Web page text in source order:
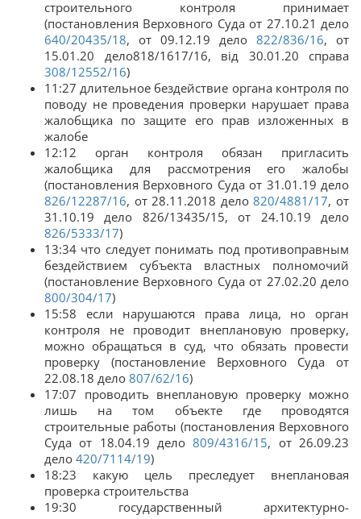
строительного контроля принимает
(постановления Верховного Суда от 27.10.21 дело
640/20435/18, от 09.12.19 дело 822/836/16, от
15.01.20 дело818/1617/16, від 30.01.20 справа
308/12552/16)
11:27 длительное бездействие органа контроля по
поводу не проведения проверки нарушает права
жалобщика по защите его прав изложенных в
жалобе
12:12 орган контроля обязан пригласить
жалобщика для рассмотрения его жалобы
(постановления Верховного Суда от 31.01.19 дело
826/12287/16, от 28.11.2018 дело820/4881/17, от
31.10.19 дело 826/13435/15, от 24.10.19 дело
826/5333/17)
13:34 что следует понимать под противоправным
бездействием субъекта властных полномочий
(постановление Верховного Суда от 27.02.20 дело
800/304/17)
15:58 если нарушаются права лица, но орган
контроля не проводит внеплановую проверку,
можно обращаться в суд, что обязать провести
проверку (постановление Верховного Суда от
22.08.18 дело 807/62/16)
17:07 проводить внеплановую проверку можно
лишь на том объекте где проводятся
строительные работы (постановления Верховного
Суда от 18.04.19 дело809/4316/15, от 26.09.23
дело 420/7114/19)
18:23 какую цель преследует внеплановая
проверка строительства
19:30 государственный архитектурно-